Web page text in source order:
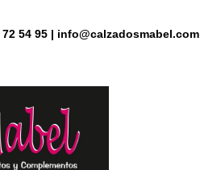
72 54 95 | info@calzadosmabel.com